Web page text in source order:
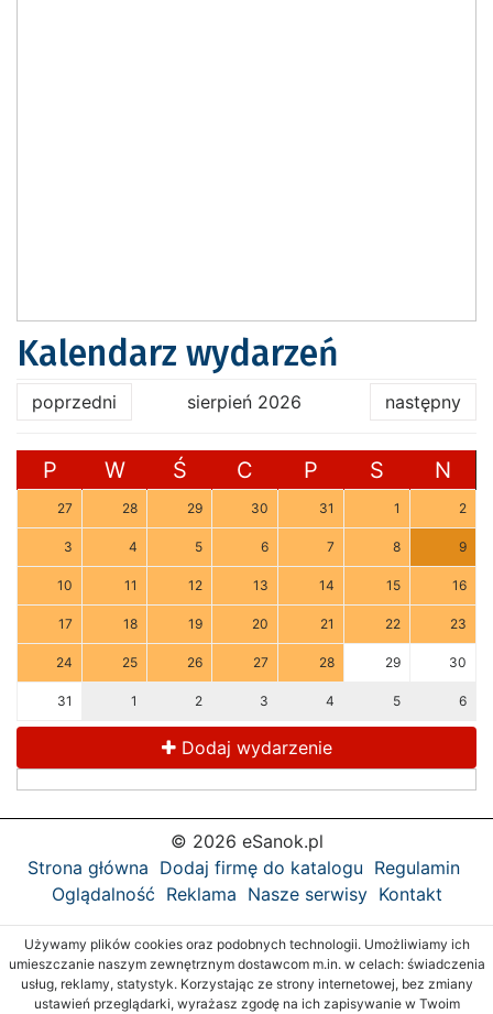
Kalendarz wydarzeń
poprzedni sierpień 2026 następny
P W Ś C P S N
27 28 29 30 31 1 2
3 4 5 6 7 8 9
10 11 12 13 14 15 16
17 18 19 20 21 22 23
24 25 26 27 28 29 30
31 1 2 3 4 5 6
Dodaj wydarzenie
© 2026 eSanok.pl
Strona główna Dodaj firmę do katalogu Regulamin
Oglądalność Reklama Nasze serwisy Kontakt
Używamy plików cookies oraz podobnych technologii. Umożliwiamy ich
umieszczanie naszym zewnętrznym dostawcom m.in. w celach: świadczenia
usług, reklamy, statystyk. Korzystając ze strony internetowej, bez zmiany
ustawień przeglądarki, wyrażasz zgodę na ich zapisywanie w Twoim